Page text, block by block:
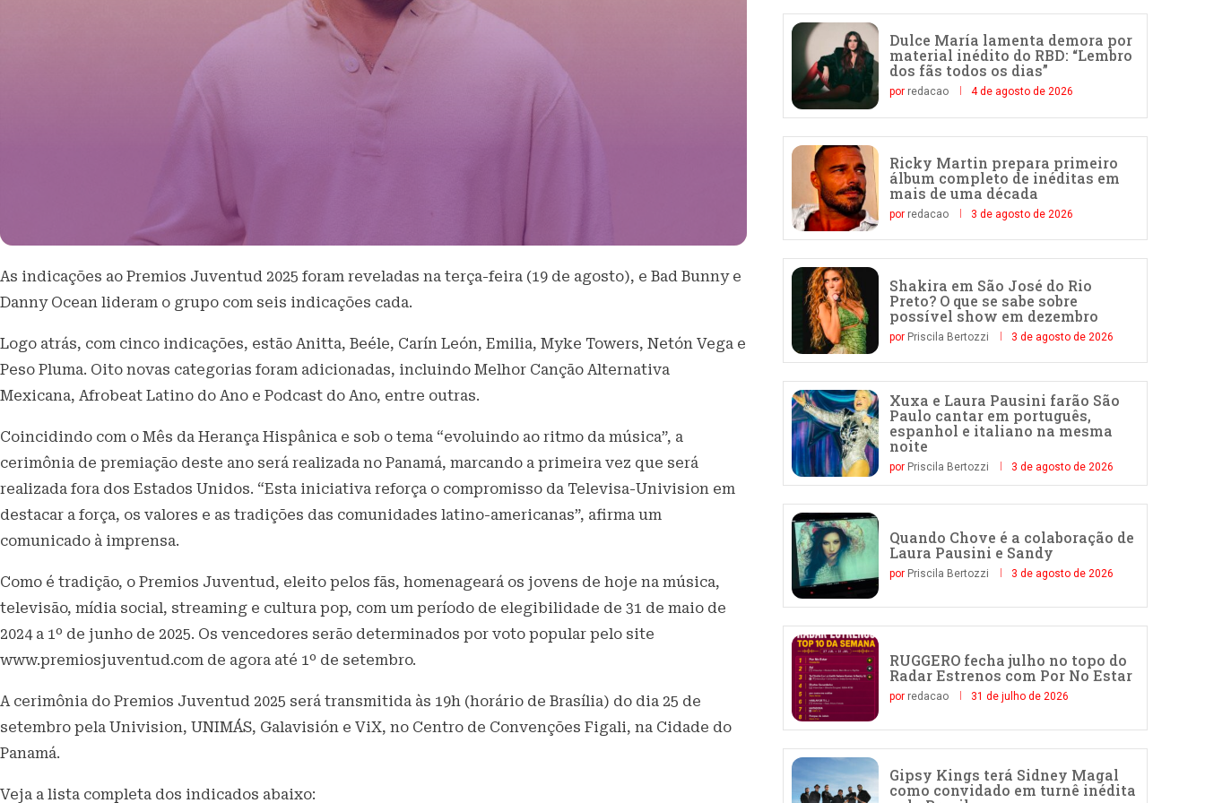
As indicações ao Premios Juventud 2025 foram reveladas na terça-feira (19 de agosto), e Bad Bunny e
Danny Ocean lideram o grupo com seis indicações cada.
Logo atrás, com cinco indicações, estão Anitta, Beéle, Carín León, Emilia, Myke Towers, Netón Vega e
Peso Pluma. Oito novas categorias foram adicionadas, incluindo Melhor Canção Alternativa
Mexicana, Afrobeat Latino do Ano e Podcast do Ano, entre outras.
Coincidindo com o Mês da Herança Hispânica e sob o tema “evoluindo ao ritmo da música”, a
cerimônia de premiação deste ano será realizada no Panamá, marcando a primeira vez que será
realizada fora dos Estados Unidos. “Esta iniciativa reforça o compromisso da Televisa-Univision em
destacar a força, os valores e as tradições das comunidades latino-americanas”, afirma um
comunicado à imprensa.
Como é tradição, o Premios Juventud, eleito pelos fãs, homenageará os jovens de hoje na música,
televisão, mídia social, streaming e cultura pop, com um período de elegibilidade de 31 de maio de
2024 a 1º de junho de 2025. Os vencedores serão determinados por voto popular pelo site
www.premiosjuventud.com de agora até 1º de setembro.
A cerimônia do Premios Juventud 2025 será transmitida às 19h (horário de Brasília) do dia 25 de
setembro pela Univision, UNIMÁS, Galavisión e ViX, no Centro de Convenções Figali, na Cidade do
Panamá.
Veja a lista completa dos indicados abaixo:
Dulce María lamenta demora por
material inédito do RBD: “Lembro
dos fãs todos os dias”
por redacao 4 de agosto de 2026
Ricky Martin prepara primeiro
álbum completo de inéditas em
mais de uma década
por redacao 3 de agosto de 2026
Shakira em São José do Rio
Preto? O que se sabe sobre
possível show em dezembro
por Priscila Bertozzi 3 de agosto de 2026
Xuxa e Laura Pausini farão São
Paulo cantar em português,
espanhol e italiano na mesma
noite
por Priscila Bertozzi 3 de agosto de 2026
Quando Chove é a colaboração de
Laura Pausini e Sandy
por Priscila Bertozzi 3 de agosto de 2026
RUGGERO fecha julho no topo do
Radar Estrenos com Por No Estar
por redacao 31 de julho de 2026
Gipsy Kings terá Sidney Magal
como convidado em turnê inédita